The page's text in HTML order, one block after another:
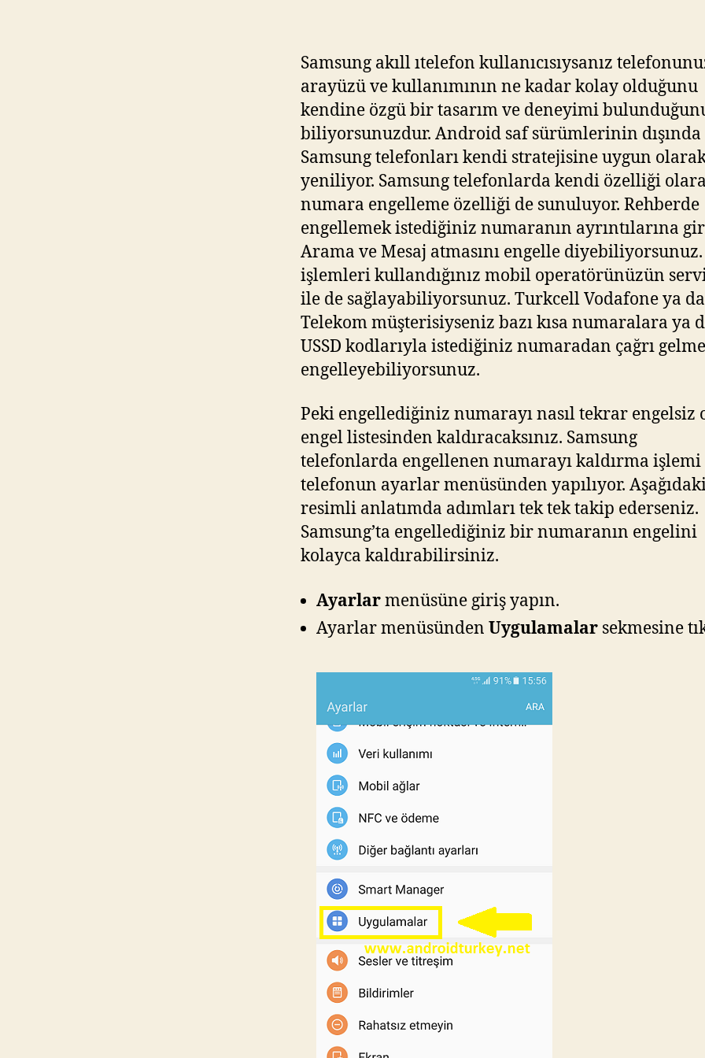
için
Samsung akıll ıtelefon kullanıcısıysanız
arayüzü ve kullanımının ne kadar kolay olduğunu
kendine özgü bir tasarım ve deneyimi
biliyorsunuzdur. Android saf sürümlerinin dışında
Samsung telefonları kendi stratejisine uygun
yeniliyor. Samsung telefonlarda kendi özelliği
numara engelleme özelliği de sunuluyor. Rehberde
engellemek istediğiniz numaranın ayrıntılarına
Arama ve Mesaj atmasını engelle
işlemleri kullandığınız mobil operatörünüzün
ile de sağlayabiliyorsunuz. Turkcell Vodafone ya
Telekom müşterisiyseniz bazı kısa numaralara ya
USSD kodlarıyla istediğiniz numaradan çağrı
engelleyebiliyorsunuz.
Peki engellediğiniz numarayı nasıl tekrar engelsiz
engel listesinden kaldıracaksınız. Samsung
telefonlarda engellenen numarayı kaldırma işlemi
telefonun ayarlar menüsünden yapılıyor.
resimli anlatımda adımları tek tek takip ederseniz.
Samsung’ta engellediğiniz bir numaranın engelini
kolayca kaldırabilirsiniz.
Ayarlarmenüsüne giriş yapın.
Ayarlar menüsünden Uygulamalar sekmesine